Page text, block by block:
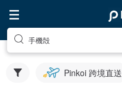
手機殻
Pinkoi 跨境直送